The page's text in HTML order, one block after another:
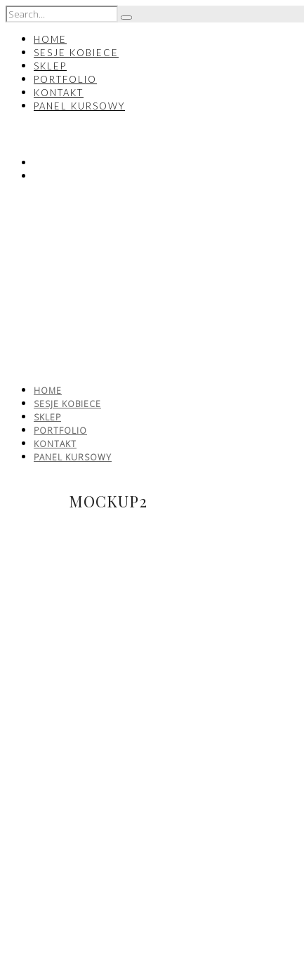
HOME
SESJE KOBIECE
SKLEP
PORTFOLIO
KONTAKT
PANEL KURSOWY
HOME
SESJE KOBIECE
SKLEP
PORTFOLIO
KONTAKT
PANEL KURSOWY
MOCKUP2